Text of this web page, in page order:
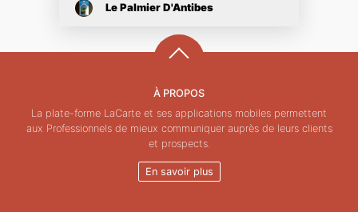
Le Palmier D'Antibes
À PROPOS
La plate-forme LaCarte et ses applications mobiles permettent
aux Professionnels de mieux communiquer auprès de leurs clients
et prospects.
En savoir plus